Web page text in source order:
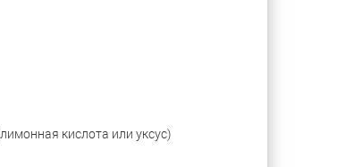
кислота или уксус)